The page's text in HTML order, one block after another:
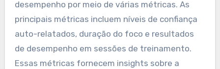
desempenho por meio de várias métricas. As
principais métricas incluem níveis de confiança
auto-relatados, duração do foco e resultados
de desempenho em sessões de treinamento.
Essas métricas fornecem insights sobre a